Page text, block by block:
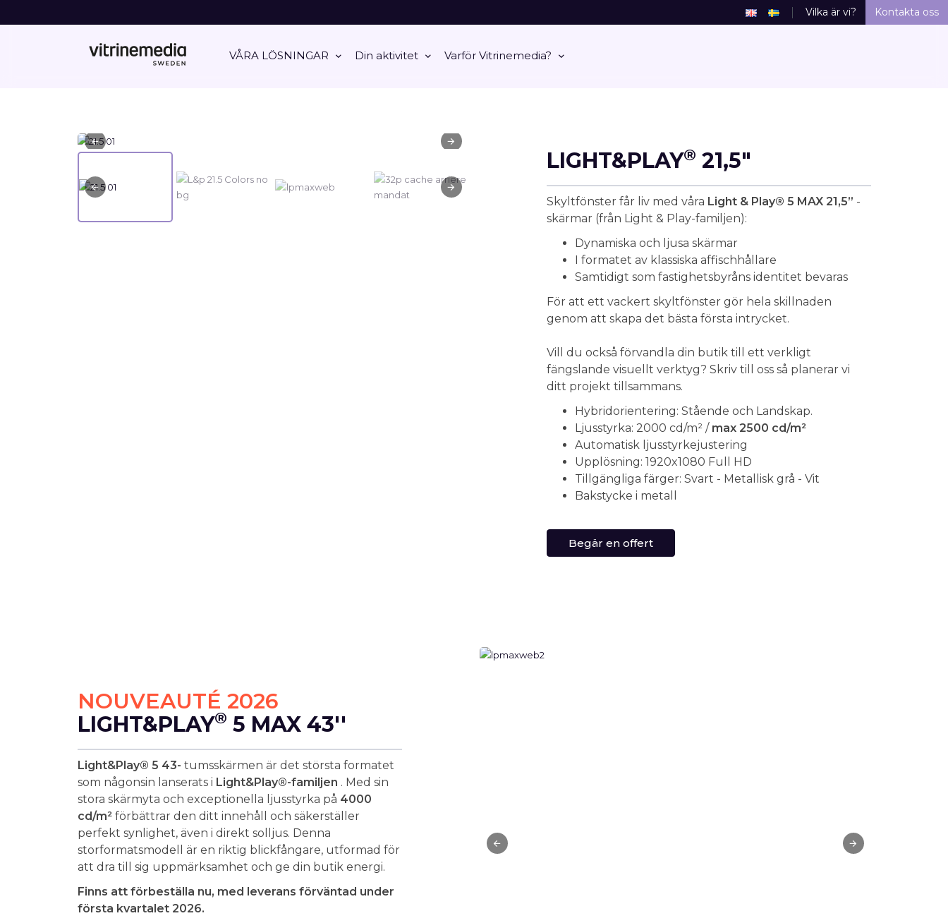
VÅRA LÖSNINGAR Din aktivitet Varför Vitrinemedia?
Vilka är vi? Kontakta oss
LIGHT&PLAY® 21,5"
Skyltfönster får liv med våra Light & Play® 5 MAX 21,5” -
skärmar (från Light & Play-familjen):
Dynamiska och ljusa skärmar
I formatet av klassiska affischhållare
Samtidigt som fastighetsbyråns identitet bevaras
För att ett vackert skyltfönster gör hela skillnaden
genom att skapa det bästa första intrycket.
Vill du också förvandla din butik till ett verkligt
fängslande visuellt verktyg? Skriv till oss så planerar vi
ditt projekt tillsammans.
Hybridorientering: Stående och Landskap.
Ljusstyrka: 2000 cd/m² / max 2500 cd/m²
Automatisk ljusstyrkejustering
Upplösning: 1920x1080 Full HD
Tillgängliga färger: Svart - Metallisk grå - Vit
Bakstycke i metall
Begär en offert
NOUVEAUTÉ 2026
LIGHT&PLAY® 5 MAX 43''
Light&Play® 5 43- tumsskärmen är det största formatet
som någonsin lanserats i Light&Play®-familjen . Med sin
stora skärmyta och exceptionella ljusstyrka på 4000
cd/m²förbättrar den ditt innehåll och säkerställer
perfekt synlighet, även i direkt solljus. Denna
storformatsmodell är en riktig blickfångare, utformad för
att dra till sig uppmärksamhet och ge din butik energi.
Finns att förbeställa nu, med leverans förväntad under
första kvartalet 2026.